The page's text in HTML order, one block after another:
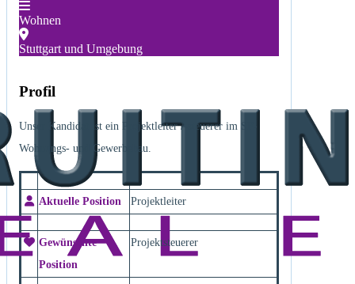
Wohnen
Stuttgart und Umgebung
Profil
Unser Kandidat ist ein Projektleiter /-steuerer im SF-
Wohnungs- und Gewerbebau.
Aktuelle Position Projektleiter
Gewünschte
Position
Projektsteuerer